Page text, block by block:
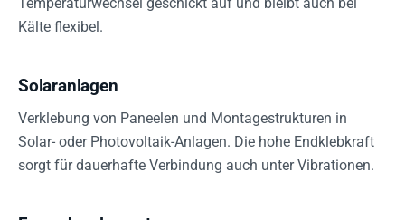
Kälte flexibel.
Solaranlagen
Verklebung von Paneelen und Montagestrukturen in
Solar- oder Photovoltaik-Anlagen. Die hohe Endklebkraft
sorgt für dauerhafte Verbindung auch unter Vibrationen.